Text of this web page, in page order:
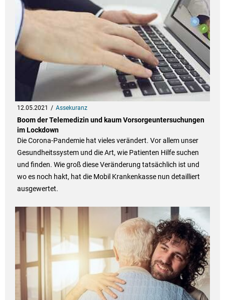
12.05.2021 Assekuranz
Boom der Telemedizin und kaum Vorsorgeuntersuchungen
im Lockdown
Die Corona-Pandemie hat vieles verändert. Vor allem unser
Gesundheitssystem und die Art, wie Patienten Hilfe suchen
und finden. Wie groß diese Veränderung tatsächlich ist und
wo es noch hakt, hat die Mobil Krankenkasse nun detailliert
ausgewertet.